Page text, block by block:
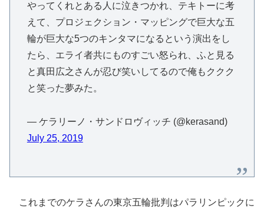
やってくれとある人に泣きつかれ、テキトーに考
えて、プロジェクション・マッピングで巨大な五
輪が巨大な5つのキンタマになるという演出をし
たら、エライ者共にものすごい怒られ、ふと見る
と真田広之さんが忍び笑いしてるので俺もククク
と笑った夢みた。
— ケラリーノ・サンドロヴィッチ (@kerasand)
July 25, 2019
これまでのケラさんの東京五輪批判はパラリンピックに